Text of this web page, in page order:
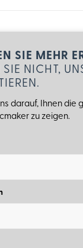
SIE MEHR
NICHT,
darauf, Ihnen die
zu zeigen.